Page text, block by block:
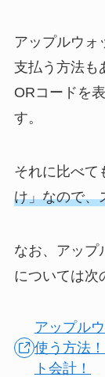
アップルウォ
支払う方法も
ORコードを
す。
それに比べて
け」なので、
なお、アップ
については次
アップル
使う方法
ト会計！